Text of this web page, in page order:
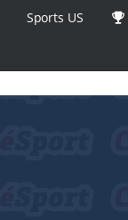
Sports US